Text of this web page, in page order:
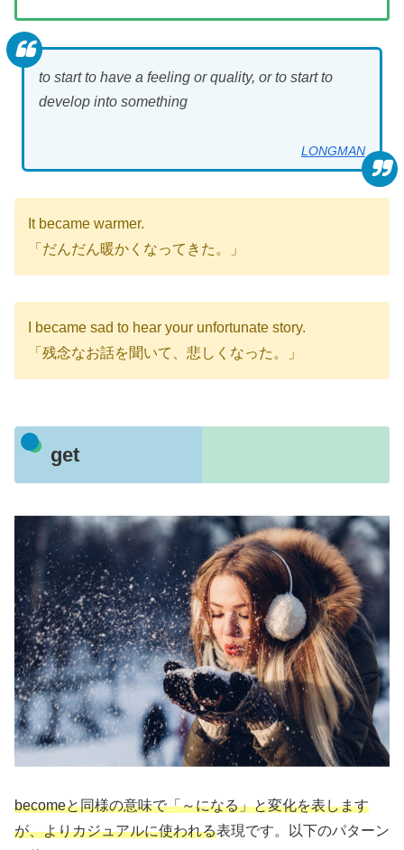
to start to have a feeling or quality, or to start to
develop into something
LONGMAN
It became warmer.
「だんだん暖かくなってきた。」
I became sad to hear your unfortunate story.
「残念なお話を聞いて、悲しくなった。」
get
becomeと同様の意味で「～になる」と変化を表します
が、よりカジュアルに使われる表現です。以下のパターン